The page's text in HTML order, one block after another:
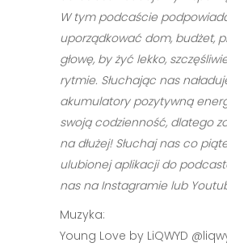
W tym podcaście
uporządkować dom, budżet,
głowę, by żyć lekko,
rytmie. Słuchając nas
akumulatory pozytywną
swoją codzienność, dlatego
na dłużej! Słuchaj nas co
ulubionej aplikacji do
nas na Instagramie lub
Muzyka:
Young Love by LiQWYD